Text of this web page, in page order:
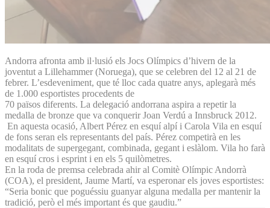
Andorra afronta amb il·lusió els Jocs Olímpics d’hivern de la
joventut a Lillehammer (Noruega), que se celebren del 12 al 21 de
febrer. L’esdeveniment, que té lloc cada quatre anys, aplegarà més
de 1.000 esportistes procedents de
70 països diferents. La delegació andorrana aspira a repetir la
medalla de bronze que va conquerir Joan Verdú a Innsbruck 2012.
En aquesta ocasió, Albert Pérez en esquí alpí i Carola Vila en esquí
de fons seran els representants del país. Pérez competirà en les
modalitats de supergegant, combinada, gegant i eslàlom. Vila ho farà
en esquí cros i esprint i en els 5 quilòmetres.
En la roda de premsa celebrada ahir al Comitè Olímpic Andorrà
(COA), el president, Jaume Martí, va esperonar els joves esportistes:
“Seria bonic que poguéssiu guanyar alguna medalla per mantenir la
tradició, però el més important és que gaudiu.”